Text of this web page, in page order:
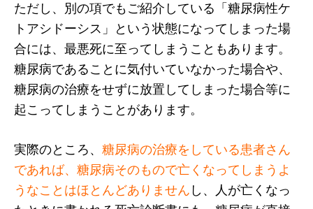
ただし、別の項でもご紹介している「糖尿病性ケ
トアシドーシス」という状態になってしまった場
合には、最悪死に至ってしまうこともあります。
糖尿病であることに気付いていなかった場合や、
糖尿病の治療をせずに放置してしまった場合等に
起こってしまうことがあります。
実際のところ、 糖尿病の治療をしている患者さん
であれば、糖尿病そのもので亡くなってしまうよ
うなことはほとんどありません し、人が亡くなっ